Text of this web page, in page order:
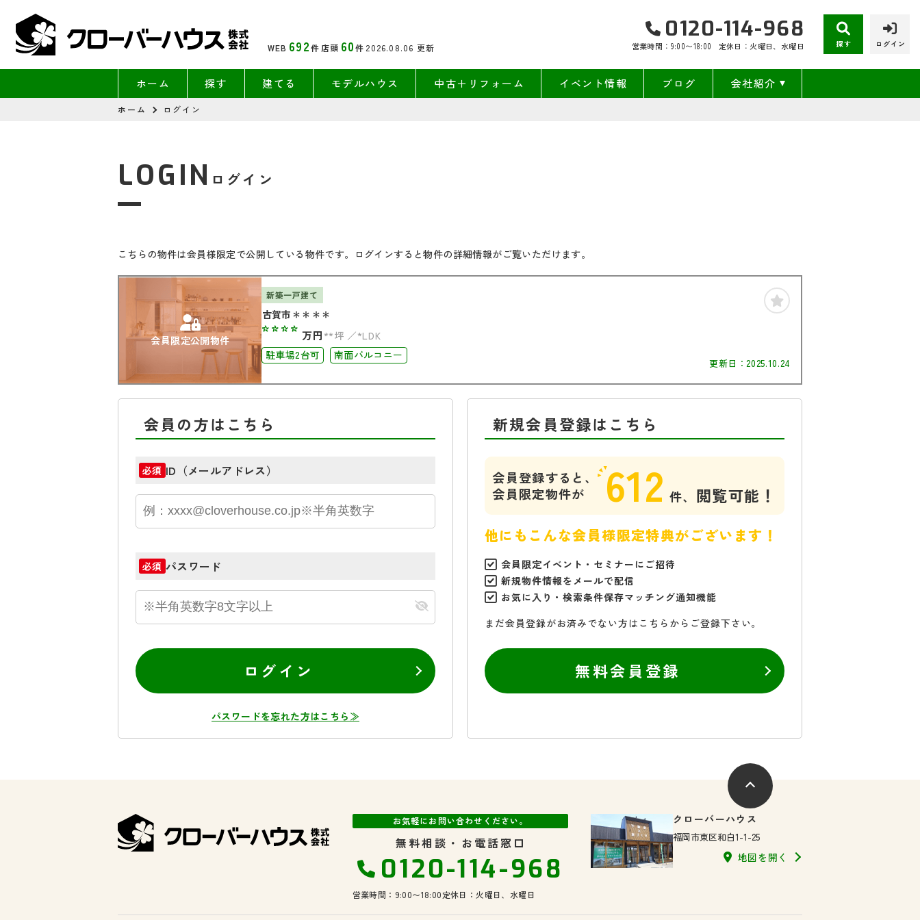
WEB 692件 店頭 60件 2026.08.06 更新
0120-114-968
営業時間：9:00〜18:00 定休日：火曜日、水曜日 探す ログイン
ホーム 探す 建てる モデルハウス 中古＋リフォーム イベント情報 ブログ 会社紹介
ホーム ログイン
ログイン
LOGIN
こちらの物件は会員様限定で公開している物件です。ログインすると物件の詳細情報がご覧いただけます。
会員限定公開物件
新築一戸建て
古賀市＊＊＊＊
**** 万円 **坪
*LDK
駐車場2台可
南面バルコニー
更新日：2025.10.24
会員の方はこちら
必須 ID（メールアドレス）
必須 パスワード
ログイン
パスワードを忘れた方はこちら≫
新規会員登録はこちら
会員登録すると、
会員限定物件が
612 件、 閲覧可能！
他にもこんな会員様限定特典がございます！
会員限定イベント・セミナーにご招待
新規物件情報をメールで配信
お気に入り・検索条件保存マッチング通知機能
まだ会員登録がお済みでない方はこちらからご登録下さい。
無料会員登録
お気軽にお問い合わせください。
無料相談・お電話窓口
0120-114-968
営業時間：9:00〜18:00定休日：火曜日、水曜日
クローバーハウス
福岡市東区和白1-1-25
地図を開く